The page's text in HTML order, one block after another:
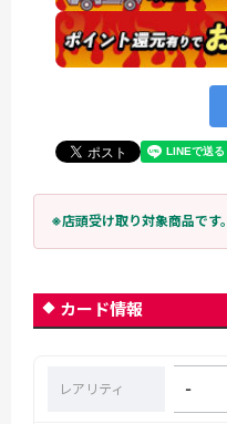
※店頭受け取り対象商品です。
カード情報
レアリティ -